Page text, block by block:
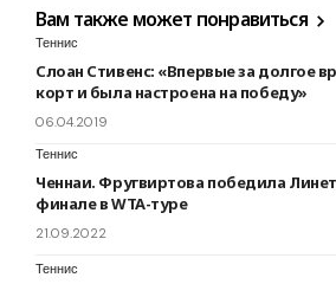
Вам также может понравиться
Теннис
Слоан Стивенс: «Впервые за долгое
корт и была настроена на победу»
06.04.2019
Теннис
Ченнаи. Фругвиртова победила
финале в WTA-туре
21.09.2022
Теннис